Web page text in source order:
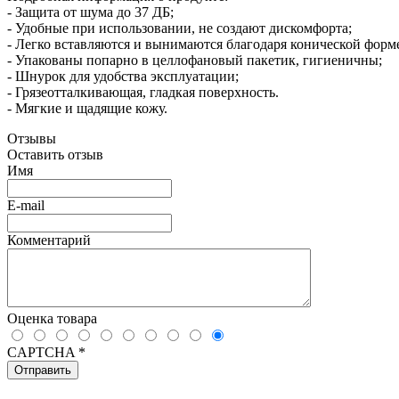
- Защита от шума до 37 ДБ;
- Удобные при использовании, не создают дискомфорта;
- Легко вставляются и вынимаются благодаря конической
- Упакованы попарно в целлофановый пакетик, гигиеничны;
- Шнурок для удобства эксплуатации;
- Грязеотталкивающая, гладкая поверхность.
- Мягкие и щадящие кожу.
Отзывы
Оставить отзыв
Имя
E-mail
Комментарий
Оценка товара
CAPTCHA *